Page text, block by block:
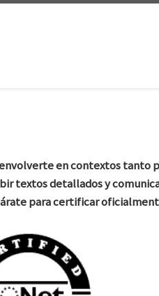
en contextos tanto
textos detallados y
para certificar